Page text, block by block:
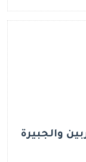
والجبيرة